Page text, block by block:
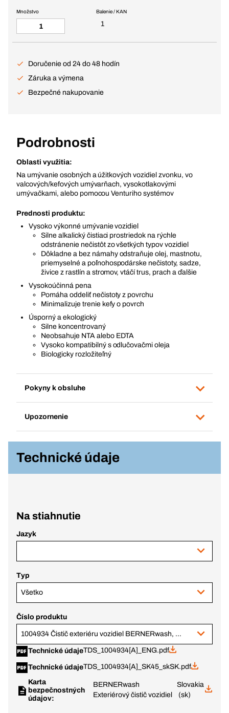
Balenie / KAN
1
Množstvo
Doručenie od 24 do 48 hodín
Záruka a výmena
Bezpečné nakupovanie
Podrobnosti
Oblasti využitia:
Na umývanie osobných a úžitkových vozidiel zvonku, vo
valcových/kefových umývarňach, vysokotlakovými
umývačkami, alebo pomocou Venturiho systémov
Prednosti produktu:
Vysoko výkonné umývanie vozidiel
Silne alkalický čistiaci prostriedok na rýchle
odstránenie nečistôt zo všetkých typov vozidiel
Dôkladne a bez námahy odstraňuje olej, mastnotu,
priemyselné a poľnohospodárske nečistoty, sadze,
živice z rastlín a stromov, vtáčí trus, prach a ďalšie
Vysokoúčinná pena
Pomáha oddeliť nečistoty z povrchu
Minimalizuje trenie kefy o povrch
Úsporný a ekologický
Silne koncentrovaný
Neobsahuje NTA alebo EDTA
Vysoko kompatibilný s odlučovačmi oleja
Biologicky rozložiteľný
Pokyny k obsluhe
Upozornenie
Technické údaje
Na stiahnutie
Jazyk
Typ
Všetko
Číslo produktu
1004934 Čistič exteriéru vozidiel BERNERwash, 20 l
Technické údajeTDS_1004934[A]_ENG.pdf
Technické údajeTDS_1004934[A]_SK45_skSK.pdf
Karta
bezpečnostných
údajov:
BERNERwash
Exteriérový čistič vozidiel
Slovakia
(sk)